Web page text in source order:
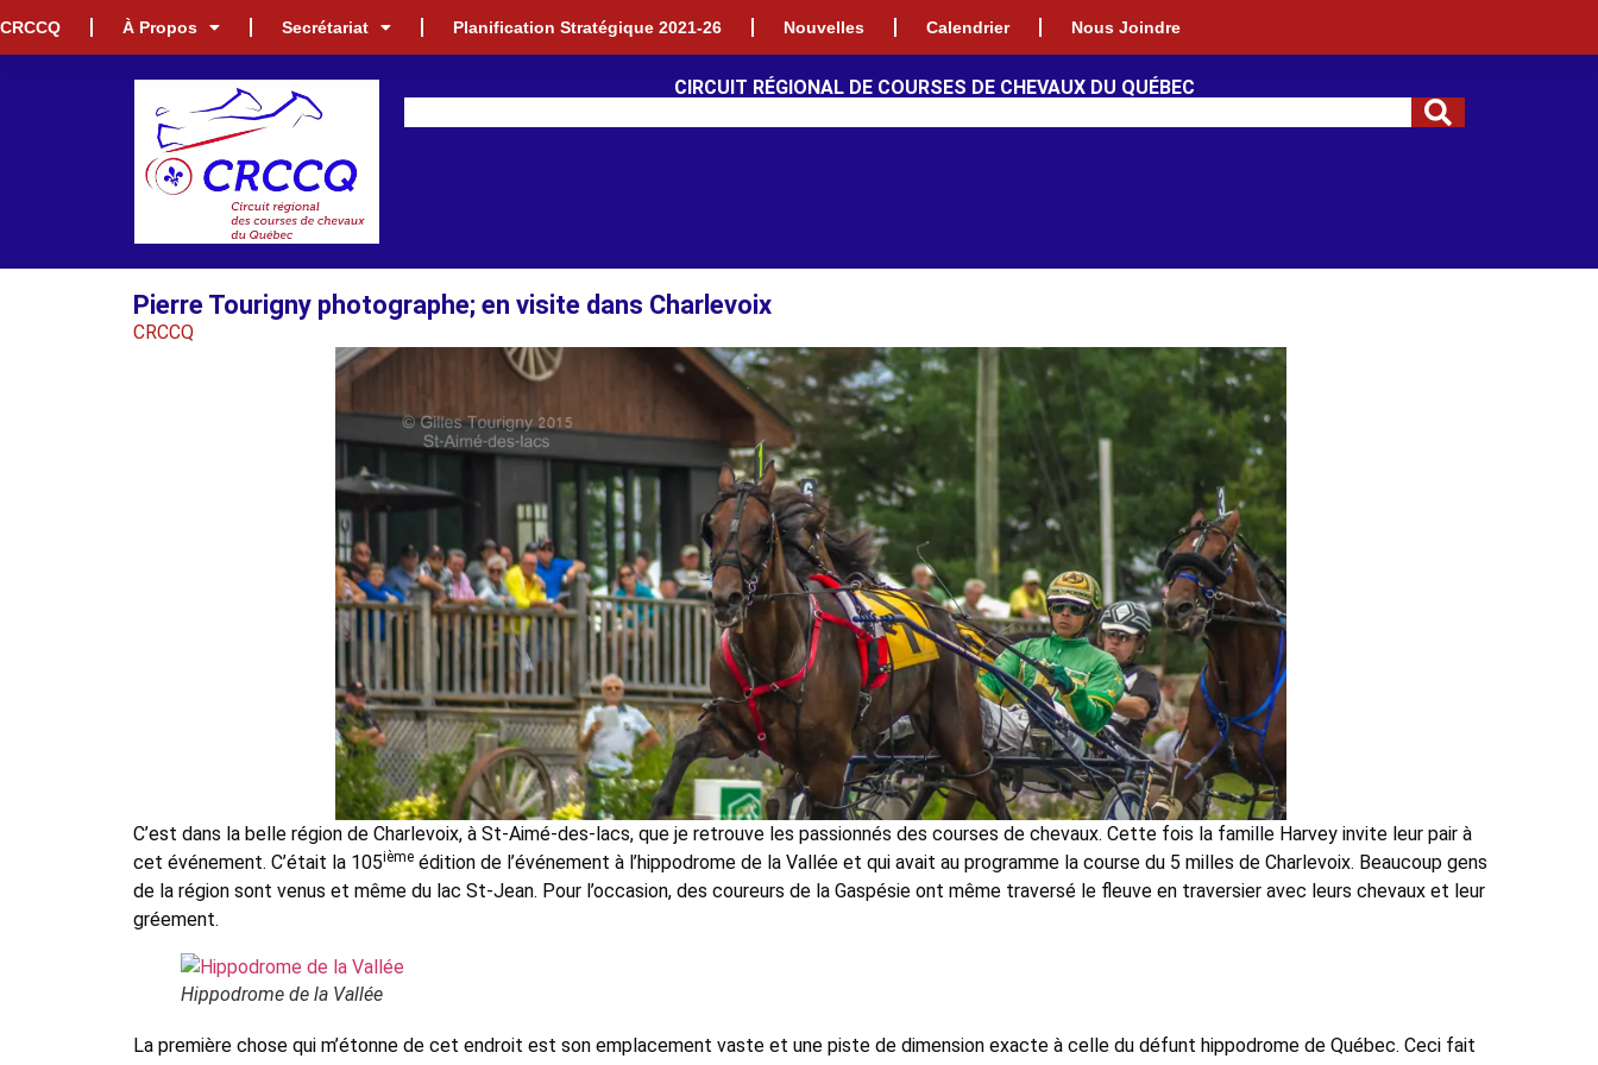
CRCCQ À Propos Secrétariat Planification Stratégique 2021-26 Nouvelles Calendrier Nous Joindre
CIRCUIT RÉGIONAL DE COURSES DE CHEVAUX DU QUÉBEC
Pierre Tourigny photographe; en visite dans Charlevoix
CRCCQ
C’est dans la belle région de Charlevoix, à St-Aimé-des-lacs, que je retrouve les passionnés des courses de chevaux. Cette fois la famille Harvey invite leur pair à
cet événement. C’était la 105ième édition de l’événement à l’hippodrome de la Vallée et qui avait au programme la course du 5 milles de Charlevoix. Beaucoup gens
de la région sont venus et même du lac St-Jean. Pour l’occasion, des coureurs de la Gaspésie ont même traversé le fleuve en traversier avec leurs chevaux et leur
gréement.
Hippodrome de la Vallée
La première chose qui m’étonne de cet endroit est son emplacement vaste et une piste de dimension exacte à celle du défunt hippodrome de Québec. Ceci fait